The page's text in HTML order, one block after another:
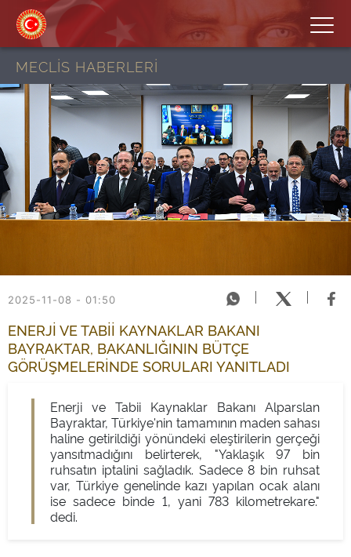
MECLİS HABERLERİ
2025-11-08 - 01:50
ENERJİ VE TABİİ KAYNAKLAR BAKANI
BAYRAKTAR, BAKANLIĞININ BÜTÇE
GÖRÜŞMELERİNDE SORULARI YANITLADI
Enerji ve Tabii Kaynaklar Bakanı Alparslan
Bayraktar, Türkiye'nin tamamının maden sahası
haline getirildiği yönündeki eleştirilerin gerçeği
yansıtmadığını belirterek, "Yaklaşık 97 bin
ruhsatın iptalini sağladık. Sadece 8 bin ruhsat
var, Türkiye genelinde kazı yapılan ocak alanı
ise sadece binde 1, yani 783 kilometrekare."
dedi.